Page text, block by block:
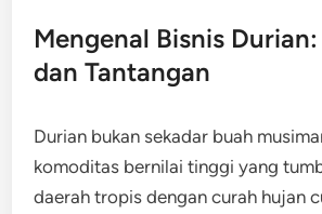
Mengenal Bisnis
dan Tantangan
Durian bukan sekadar buah
komoditas bernilai tinggi yang
daerah tropis dengan curah hujan